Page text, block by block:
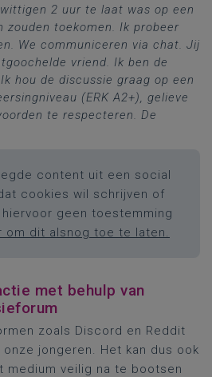
2 uur te laat was op een
zouden toekomen. Ik probeer
We communiceren via chat. Jij
vriend. Ik ben de
hou de discussie graag op een
(ERK A2+), gelieve
te respecteren. De
content uit een social
cookies wil schrijven of
geen toestemming
om dit alsnog toe te laten.
met behulp van
zoals Discord en Reddit
jongeren. Het kan dus ook
medium veilig na te bootsen